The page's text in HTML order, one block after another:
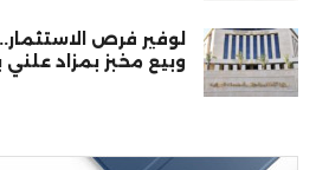
وبيع مخبز بمزاد علني